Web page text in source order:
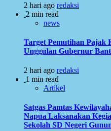
2 hari ago redaksi
2 min read
news
Target Pemutihan Pajak
Unggulan Gubernur
2 hari ago redaksi
1 min read
Artikel
Satgas Pamtas
Napua Laksanakan
Sekolah SD Negeri